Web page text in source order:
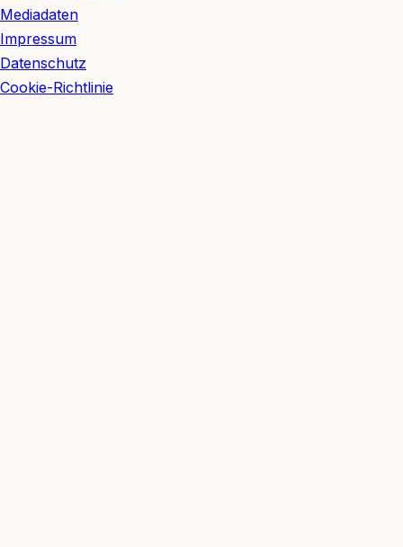
Mediadaten
Impressum
Datenschutz
Cookie-Richtlinie